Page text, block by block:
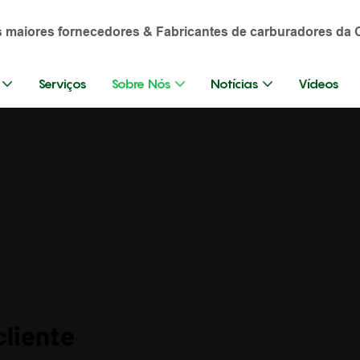
fornecedores & Fabricantes de carburadores da
Serviços Sobre Nós Notícias Vídeos